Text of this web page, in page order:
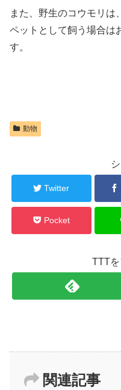
また、野生のコウモリは
ペットとして飼う場合は
す。
動物
Twitter
Pocket
TTT
関連記事